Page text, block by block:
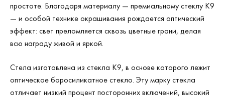
простоте. Благодаря материалу — премиальному стеклу К9
— и особой технике окрашивания рождается оптический
эффект: свет преломляется сквозь цветные грани, делая
всю награду живой и яркой.
Стела изготовлена из стекла К9, в основе которого лежит
оптическое боросиликатное стекло. Эту марку стекла
отличает низкий процент посторонних включений, высокий